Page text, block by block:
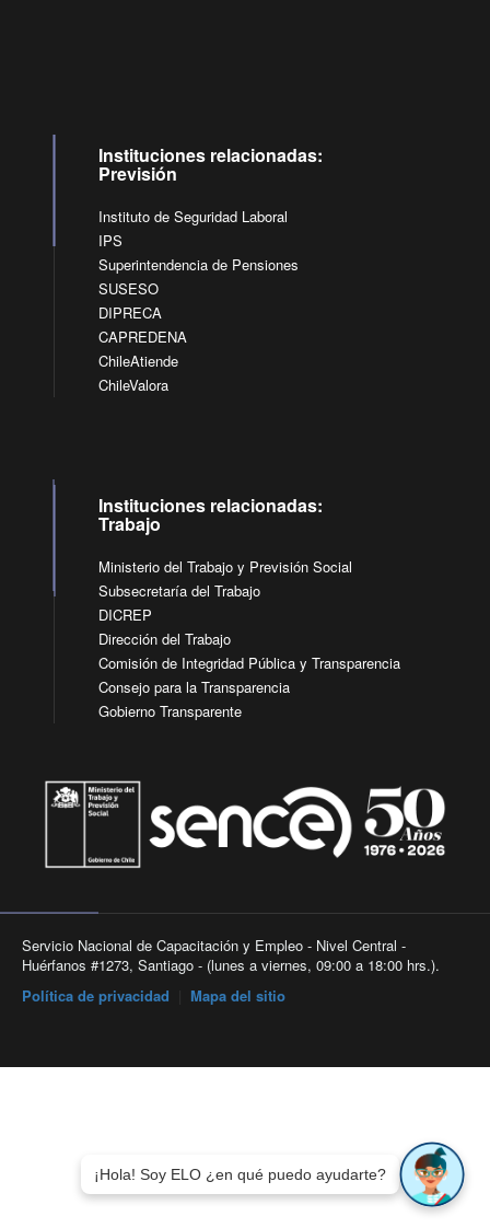
Instituciones relacionadas:
Previsión
Instituto de Seguridad Laboral
IPS
Superintendencia de Pensiones
SUSESO
DIPRECA
CAPREDENA
ChileAtiende
ChileValora
Instituciones relacionadas:
Trabajo
Ministerio del Trabajo y Previsión Social
Subsecretaría del Trabajo
DICREP
Dirección del Trabajo
Comisión de Integridad Pública y Transparencia
Consejo para la Transparencia
Gobierno Transparente
Servicio Nacional de Capacitación y Empleo - Nivel Central -
Huérfanos #1273, Santiago - (lunes a viernes, 09:00 a 18:00 hrs.).
Política de privacidad
Mapa del sitio
¡Hola! Soy ELO ¿en qué puedo ayudarte?